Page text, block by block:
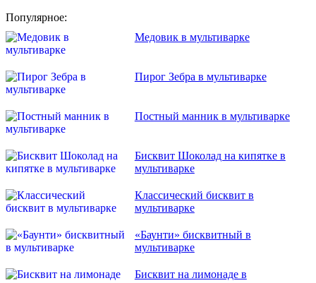
Популярное:
Медовик в мультиварке
Пирог Зебра в мультиварке
Постный манник в мультиварке
Бисквит Шоколад на кипятке в
мультиварке
Классический бисквит в
мультиварке
«Баунти» бисквитный в
мультиварке
Бисквит на лимонаде в